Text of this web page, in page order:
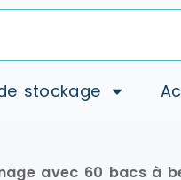
stockage
avec 60 bacs à